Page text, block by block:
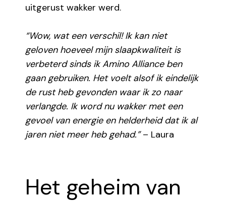
uitgerust wakker werd.
“Wow, wat een verschil! Ik kan niet
geloven hoeveel mijn slaapkwaliteit is
verbeterd sinds ik Amino Alliance ben
gaan gebruiken. Het voelt alsof ik eindelijk
de rust heb gevonden waar ik zo naar
verlangde. Ik word nu wakker met een
gevoel van energie en helderheid dat ik al
jaren niet meer heb gehad.”– Laura
Het geheim van